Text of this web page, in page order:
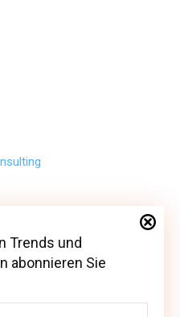
Trends und
abonnieren Sie
Trends und
abonnieren Sie